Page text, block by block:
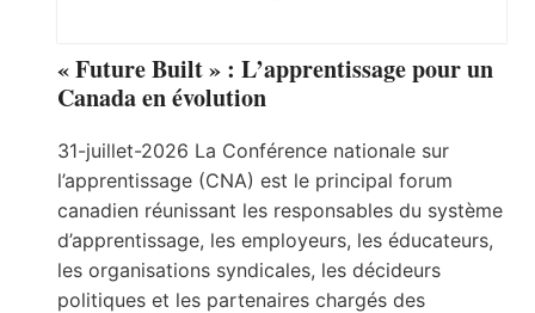
« Future Built » : L’apprentissage pour un
Canada en évolution
31-juillet-2026 La Conférence nationale sur
l’apprentissage (CNA) est le principal forum
canadien réunissant les responsables du système
d’apprentissage, les employeurs, les éducateurs,
les organisations syndicales, les décideurs
politiques et les partenaires chargés des